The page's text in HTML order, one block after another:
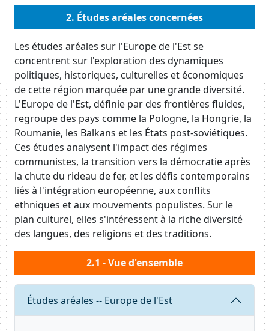
2. Études aréales concernées
Body
Les études aréales sur l'Europe de l'Est se
concentrent sur l'exploration des dynamiques
politiques, historiques, culturelles et économiques
de cette région marquée par une grande diversité.
L'Europe de l'Est, définie par des frontières fluides,
regroupe des pays comme la Pologne, la Hongrie, la
Roumanie, les Balkans et les États post-soviétiques.
Ces études analysent l'impact des régimes
communistes, la transition vers la démocratie après
la chute du rideau de fer, et les défis contemporains
liés à l'intégration européenne, aux conflits
ethniques et aux mouvements populistes. Sur le
plan culturel, elles s'intéressent à la riche diversité
des langues, des religions et des traditions.
2.1 - Vue d'ensemble
Études aréales -- Europe de l'Est